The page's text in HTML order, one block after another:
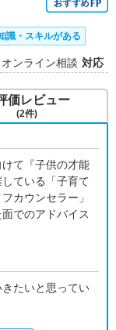
識・スキルがある
オンライン相談 対応
て『子供の才能
ている「子育て
カウンセラー」
でのアドバイス
たいと思ってい
価レビュー
(2件)